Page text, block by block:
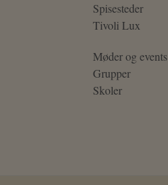
Spisesteder
Tivoli Lux
Møder og events
Grupper
Skoler